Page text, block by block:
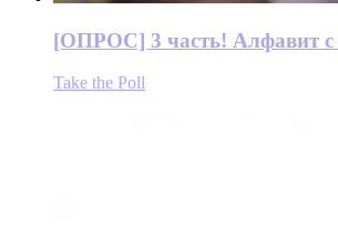
[ОПРОС] 3 часть! Алфавит с
Take the Poll